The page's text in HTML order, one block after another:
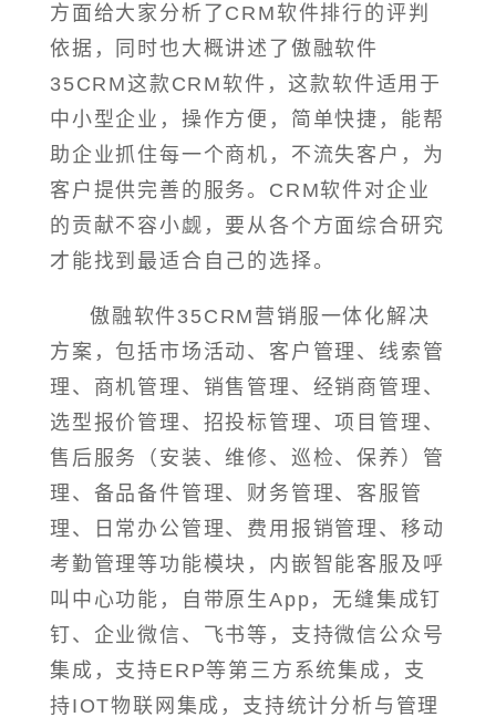
方面给大家分析了CRM软件排行的评判
依据，同时也大概讲述了傲融软件
35CRM这款CRM软件，这款软件适用于
中小型企业，操作方便，简单快捷，能帮
助企业抓住每一个商机，不流失客户，为
客户提供完善的服务。CRM软件对企业
的贡献不容小觑，要从各个方面综合研究
才能找到最适合自己的选择。
傲融软件35CRM营销服一体化解决
方案，包括市场活动、客户管理、线索管
理、商机管理、销售管理、经销商管理、
选型报价管理、招投标管理、项目管理、
售后服务（安装、维修、巡检、保养）管
理、备品备件管理、财务管理、客服管
理、日常办公管理、费用报销管理、移动
考勤管理等功能模块，内嵌智能客服及呼
叫中心功能，自带原生App，无缝集成钉
钉、企业微信、飞书等，支持微信公众号
集成，支持ERP等第三方系统集成，支
持IOT物联网集成，支持统计分析与管理